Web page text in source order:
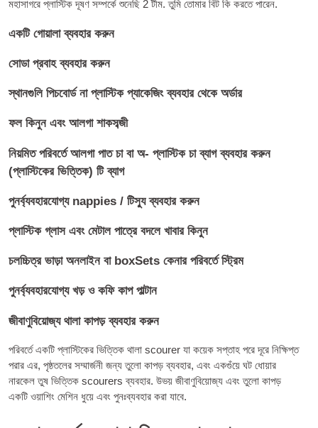
মহাসাগরে প্লাস্টিক দূষণ সম্পর্কে শুনেছি 2 টীম. তুমি তোমার বিট কি করতে পারেন.
একটি গোয়ালা ব্যবহার করুন
সোডা প্রবাহ ব্যবহার করুন
স্থানগুলি পিচবোর্ড না প্লাস্টিক প্যাকেজিং ব্যবহার থেকে অর্ডার
ফল কিনুন এবং আলগা শাকসব্জী
নিয়মিত পরিবর্তে আলগা পাত চা বা অ- প্লাস্টিক চা ব্যাগ ব্যবহার করুন
(প্লাস্টিকের ভিত্তিক) টি ব্যাগ
পুনর্ব্যবহারযোগ্য nappies / টিস্যু ব্যবহার করুন
প্লাস্টিক গ্লাস এবং মেটাল পাত্রে বদলে খাবার কিনুন
চলচ্চিত্র ভাড়া অনলাইন বা boxSets কেনার পরিবর্তে স্ট্রিম
পুনর্ব্যবহারযোগ্য খড় ও কফি কাপ পাল্টান
জীবাণুবিয়োজ্য থালা কাপড় ব্যবহার করুন
পরিবর্তে একটি প্লাস্টিকের ভিত্তিক থালা scourer যা কয়েক সপ্তাহ পরে দূরে নিক্ষিপ্ত
পরার এর, পৃষ্ঠতলের সম্মার্জনী জন্য তুলো কাপড় ব্যবহার, এবং একগুঁয়ে ঘট ধোয়ার
নারকেল তুষ ভিত্তিক scourers ব্যবহার. উভয় জীবাণুবিয়োজ্য এবং তুলো কাপড়
একটি ওয়াশিং মেশিন ধুয়ে এবং পুনঃব্যবহার করা যাবে.